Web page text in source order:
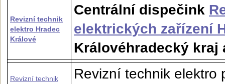
Revizní technik
elektro Hradec
Králové
Centrální dispečink
elektrických zařízení
Královéhradecký kraj
Revizní technik
Revizní technik elektro